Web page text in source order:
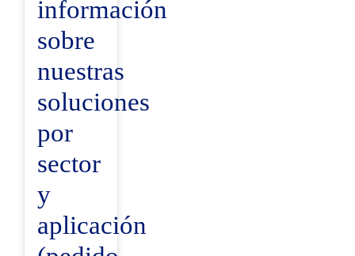
información
sobre
nuestras
soluciones
por
sector
y
aplicación